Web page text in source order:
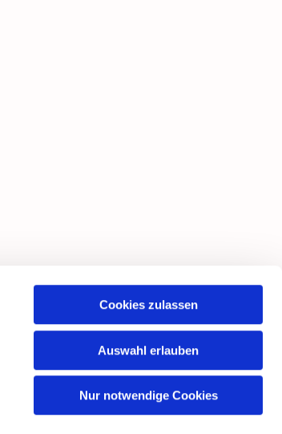
Cookies zulassen
Auswahl erlauben
Nur notwendige Cookies